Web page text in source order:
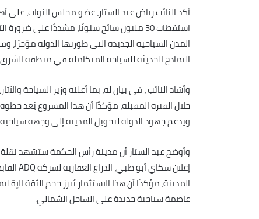
أكد النائب رياض عبد الستار، عضو مجلس النواب،
استقطاب 30 مليون سائح سنويًا، مشددًا على
المدن السياحية الجديدة التي طورتها الدولة
النماذج الحديثة للسياحة المتكاملة في منطقة
وأشاد النائب ، في بيان له، بما أعلنه وزير السياحة
خلال الفترة المقبلة، مؤكدًا أن هذا المشروع يُعد
ويدعم جهود الدولة لتحويل المدينة إلى وجهة
وأوضح عبد الستار أن مدينة رأس الحكمة ستشهد
المدينة، مؤكدًا أن هذا الاستثمار يُبرز حجم الثقة
عاصمة سياحية جديدة على الساحل الشمالي.